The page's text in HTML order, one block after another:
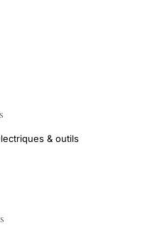
& outils